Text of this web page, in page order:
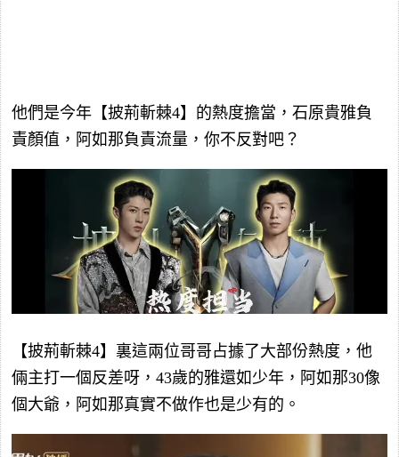
他們是今年【披荊斬棘4】的熱度擔當，石原貴雅負
責顏值，阿如那負責流量，你不反對吧？
【披荊斬棘4】裏這兩位哥哥占據了大部份熱度，他
倆主打一個反差呀，43歲的雅還如少年，阿如那30像
個大爺，阿如那真實不做作也是少有的。